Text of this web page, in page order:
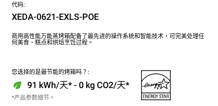
代码:
XEDA-0621-EXLS-POE
商用高性能万能蒸烤箱配备了最先进的操作系统和智能技术，可完美处理任
何美食、糕点和烘焙烹饪过程。
您选择的是最节能的烤箱吗？:
91 kWh/天* - 0 kg CO2/天*
*产品参数细节。